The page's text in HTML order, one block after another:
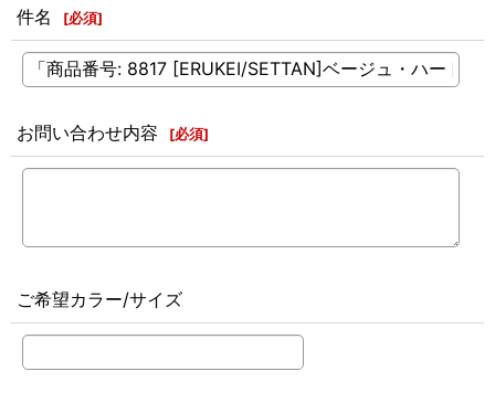
件名 [必須]
お問い合わせ内容 [必須]
ご希望カラー/サイズ